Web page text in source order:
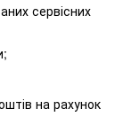
сервісних
на рахунок